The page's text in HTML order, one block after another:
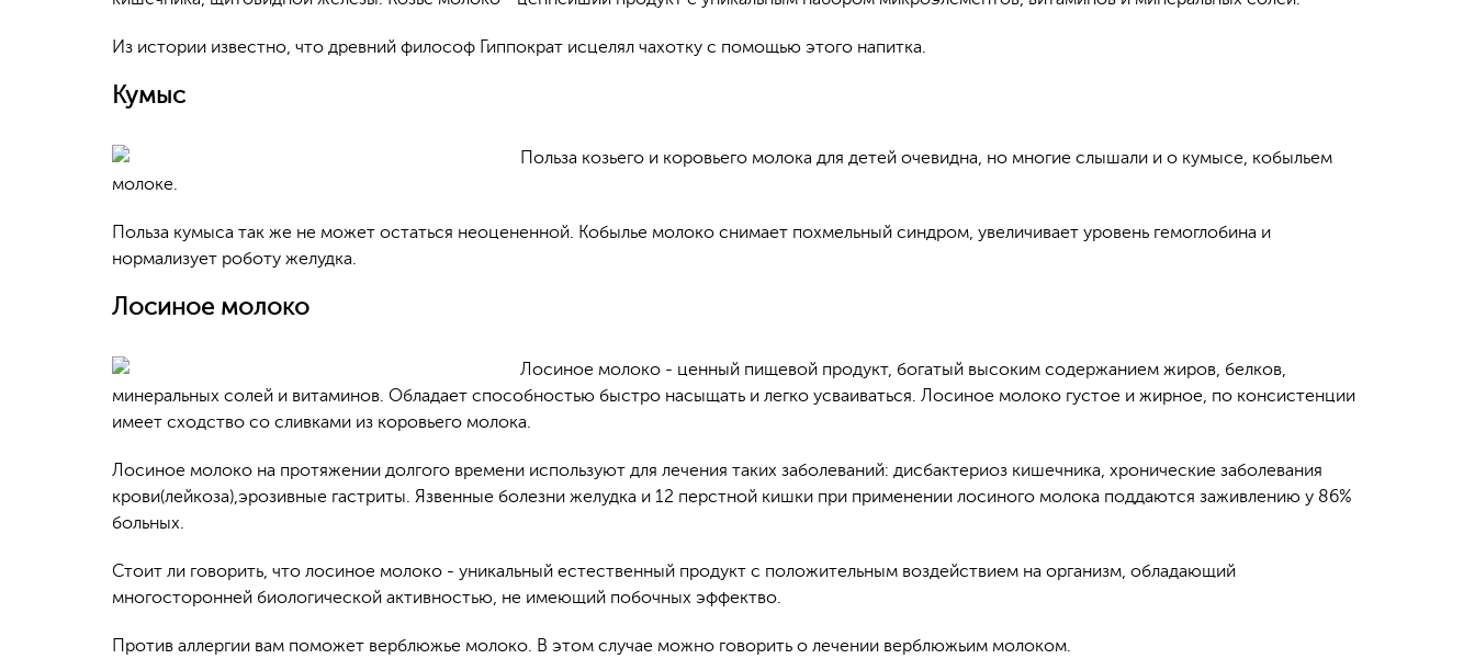
Из истории известно, что древний философ Гиппократ исцелял чахотку с помощью этого напитка.
Кумыс
Польза козьего и коровьего молока для детей очевидна, но многие слышали и о кумысе, кобыльем
молоке.
Польза кумыса так же не может остаться неоцененной. Кобылье молоко снимает похмельный синдром, увеличивает уровень гемоглобина и
нормализует роботу желудка.
Лосиное молоко
Лосиное молоко - ценный пищевой продукт, богатый высоким содержанием жиров, белков,
минеральных солей и витаминов. Обладает способностью быстро насыщать и легко усваиваться. Лосиное молоко густое и жирное, по консистенции
имеет сходство со сливками из коровьего молока.
Лосиное молоко на протяжении долгого времени используют для лечения таких заболеваний: дисбактериоз кишечника, хронические заболевания
крови(лейкоза),эрозивные гастриты. Язвенные болезни желудка и 12 перстной кишки при применении лосиного молока поддаются заживлению у 86%
больных.
Стоит ли говорить, что лосиное молоко - уникальный естественный продукт с положительным воздействием на организм, обладающий
многосторонней биологической активностью, не имеющий побочных эффектво.
Против аллергии вам поможет верблюжье молоко. В этом случае можно говорить о лечении верблюжьим молоком.